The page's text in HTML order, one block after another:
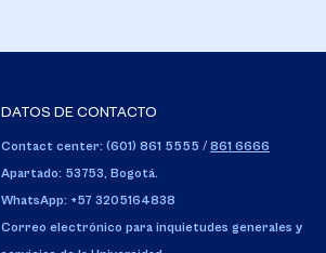
DATOS DE CONTACTO
Contact center: (601) 861 5555 / 861 6666
Apartado: 53753, Bogotá.
WhatsApp: +57 3205164838
Correo electrónico para inquietudes generales y